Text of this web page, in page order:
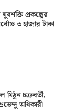
প্রকল্পের
৩ হাজার টাকা
মিঠুন চক্রবর্তী,
অধিকারী